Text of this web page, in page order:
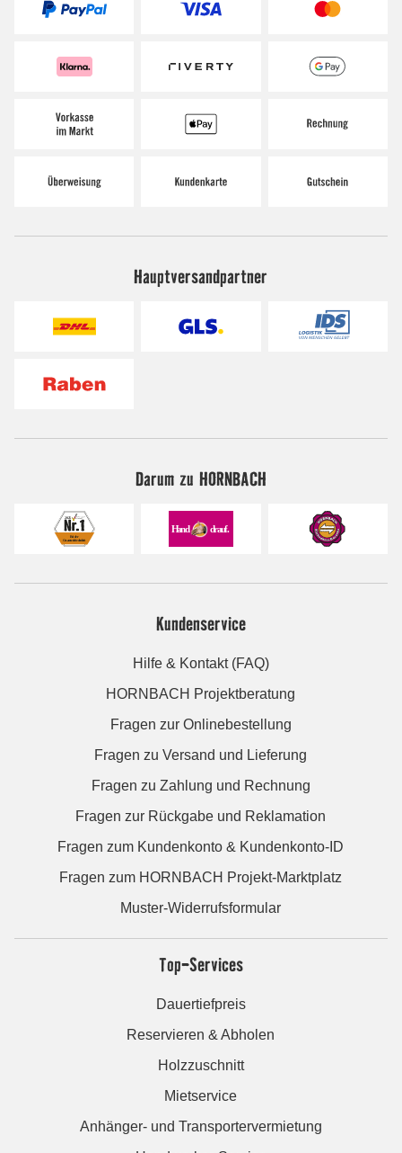
Hauptversandpartner
Darum zu HORNBACH
Kundenservice
Hilfe & Kontakt (FAQ)
HORNBACH Projektberatung
Fragen zur Onlinebestellung
Fragen zu Versand und Lieferung
Fragen zu Zahlung und Rechnung
Fragen zur Rückgabe und Reklamation
Fragen zum Kundenkonto & Kundenkonto-ID
Fragen zum HORNBACH Projekt-Marktplatz
Muster-Widerrufsformular
Top-Services
Dauertiefpreis
Reservieren & Abholen
Holzzuschnitt
Mietservice
Anhänger- und Transportervermietung